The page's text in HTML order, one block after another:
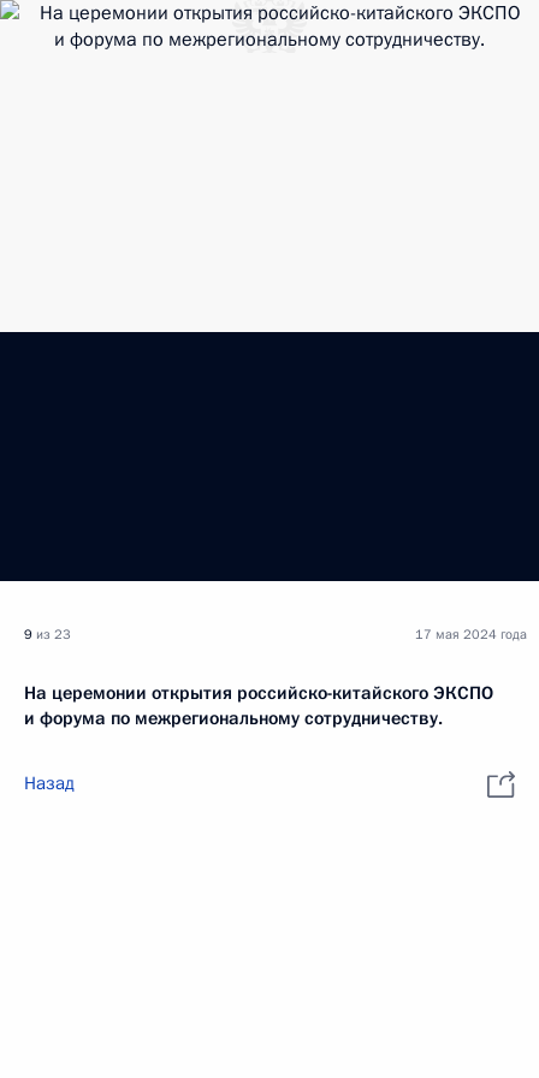
9 из 23
На церемонии открытия российско-китайского ЭКСПО
и форума по межрегиональному сотрудничеству.
17 мая 2024 года
Назад